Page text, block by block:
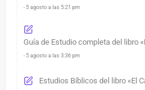
- 5 agosto a las 5:21 pm
Guía de Estudio completa del libro
- 5 agosto a las 3:36 pm
Estudios Bíblicos del libro «El